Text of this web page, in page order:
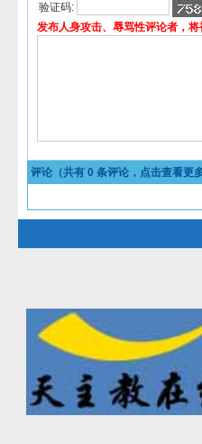
验证码:
发布人身攻击、辱骂性评论者，将
评论（共有 0 条评论，点击查看更多